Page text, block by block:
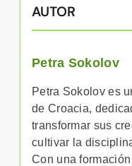
AUTOR
Petra Sokolov
Petra Sokolov es
de Croacia,
transformar sus
cultivar la
Con una